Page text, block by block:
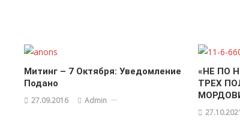
Митинг – 7 Октября: Уведомление
Подано
27.09.2016 Admin
«НЕ ПО
ТРЕХ